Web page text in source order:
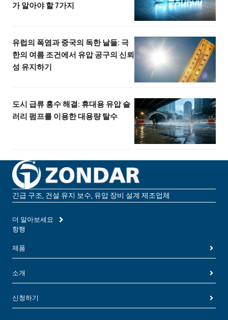
가 알아야 할 7가지
유럽의 폭염과 중국의 독한 날들: 극
한의 여름 조건에서 유압 공구의 신뢰
성 유지하기
도시 급류 홍수 해결: 휴대용 유압 슬
러리 펌프를 이용한 대용량 탈수
긴급 구조, 건설 유지 보수, 유압 장비 설계 제조업체
더 알아보세요
항행
제품
소개
신청하기